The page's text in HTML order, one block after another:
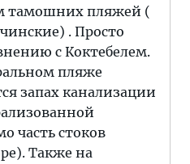
тамошних пляжей (
. Просто
с Коктебелем.
пляже
запах канализации
часть стоков
Также на